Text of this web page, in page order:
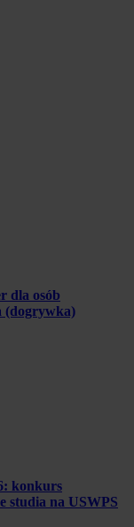
dla osób
(dogrywka)
konkurs
studia na USWPS